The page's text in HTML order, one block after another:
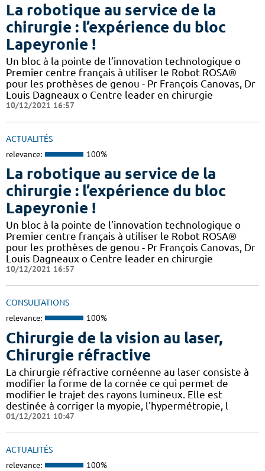
La robotique au service de la
chirurgie : l’expérience du bloc
Lapeyronie !
Un bloc à la pointe de l’innovation technologique o
Premier centre français à utiliser le Robot ROSA®
pour les prothèses de genou - Pr François Canovas, Dr
Louis Dagneaux o Centre leader en chirurgie
10/12/2021 16:57
ACTUALITÉS
relevance: 100%
La robotique au service de la
chirurgie : l’expérience du bloc
Lapeyronie !
Un bloc à la pointe de l’innovation technologique o
Premier centre français à utiliser le Robot ROSA®
pour les prothèses de genou - Pr François Canovas, Dr
Louis Dagneaux o Centre leader en chirurgie
10/12/2021 16:57
CONSULTATIONS
relevance: 100%
Chirurgie de la vision au laser,
Chirurgie réfractive
La chirurgie réfractive cornéenne au laser consiste à
modifier la forme de la cornée ce qui permet de
modifier le trajet des rayons lumineux. Elle est
destinée à corriger la myopie, l'hypermétropie, l
01/12/2021 10:47
ACTUALITÉS
relevance: 100%